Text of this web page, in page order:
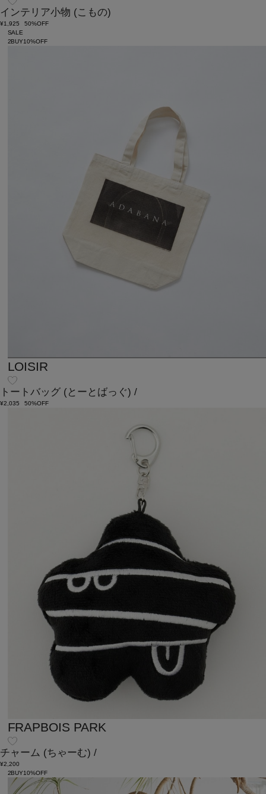
インテリア小物 (こもの)
¥1,925
50%OFF
SALE
2BUY10%OFF
LOISIR
トートバッグ (とーとばっぐ) /
¥2,035 50%OFF
FRAPBOIS PARK
チャーム (ちゃーむ) /
¥2,200
2BUY10%OFF